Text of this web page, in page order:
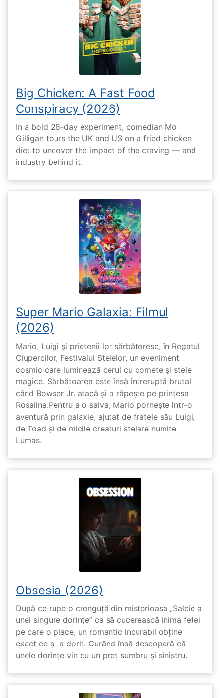
Big Chicken: A Fast Food
Conspiracy (2026)
In a bold 28-day experiment, comedian Mo
Gilligan tours the UK and US on a fried chicken
diet to uncover the impact of the craving — and
industry behind it.
Super Mario Galaxia: Filmul
(2026)
Mario, Luigi și prietenii lor sărbătoresc, în Regatul
Ciupercilor, Festivalul Stelelor, un eveniment
cosmic care luminează cerul cu comete și stele
magice. Sărbătoarea este însă întreruptă brutal
când Bowser Jr. atacă și o răpește pe prinţesa
Rosalina.Pentru a o salva, Mario pornește într-o
aventură prin galaxie, ajutat de fratele său Luigi,
de Toad și de micile creaturi stelare numite
Lumas.
Obsesia (2026)
După ce rupe o crenguță din misterioasa „Salcie a
unei singure dorințe” ca să cucerească inima fetei
pe care o place, un romantic incurabil obține
exact ce și-a dorit. Curând însă descoperă că
unele dorințe vin cu un preț sumbru și sinistru.